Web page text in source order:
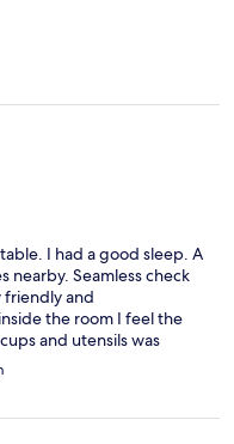
I had a good sleep. A
nearby. Seamless check
friendly and
the room I feel the
and utensils was
Otherwise good stay.